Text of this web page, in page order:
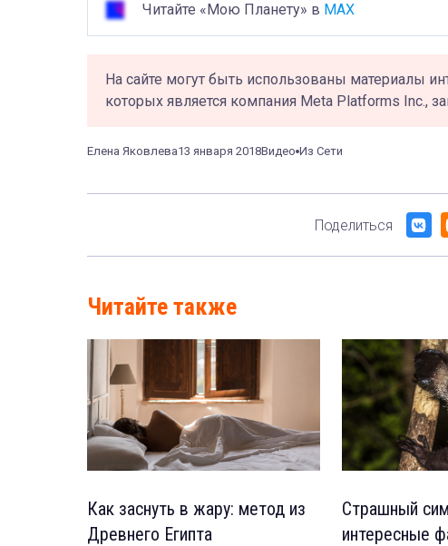
Читайте «Мою Планету» в MAX
На сайте могут быть использованы материалы
которых является компания Meta Platforms Inc.,
Елена Яковлева13 января 2018Видео Из Сети
Поделиться
Читайте также
Как заснуть в жару: метод из
Древнего Египта
Страшный
интересные